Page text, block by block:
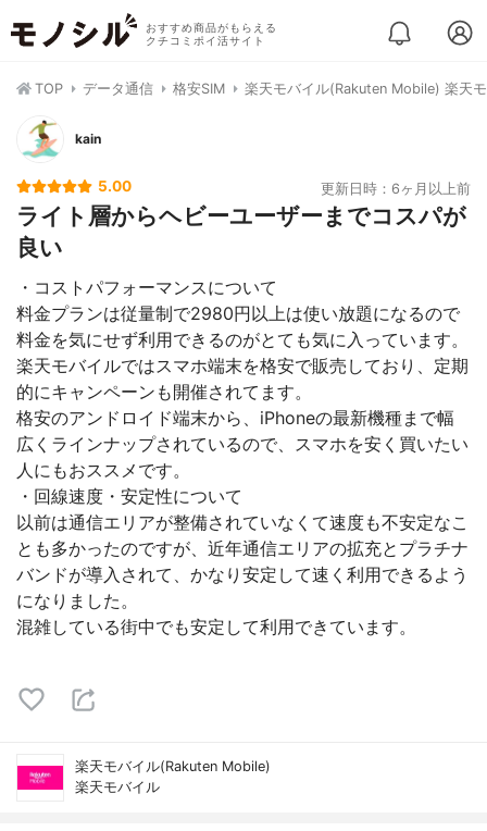
おすすめ商品がもらえる
クチコミポイ活サイト
TOP データ通信 格安SIM 楽天モバイル(Rakuten Mobile) 楽天
kain
5.00 更新日時：6ヶ月以上前
ライト層からヘビーユーザーまでコスパが
良い
・コストパフォーマンスについて
料金プランは従量制で2980円以上は使い放題になるので
料金を気にせず利用できるのがとても気に入っています。
楽天モバイルではスマホ端末を格安で販売しており、定期
的にキャンペーンも開催されてます。
格安のアンドロイド端末から、iPhoneの最新機種まで幅
広くラインナップされているので、スマホを安く買いたい
人にもおススメです。
・回線速度・安定性について
以前は通信エリアが整備されていなくて速度も不安定なこ
とも多かったのですが、近年通信エリアの拡充とプラチナ
バンドが導入されて、かなり安定して速く利用できるよう
になりました。
混雑している街中でも安定して利用できています。
楽天モバイル(Rakuten Mobile)
楽天モバイル